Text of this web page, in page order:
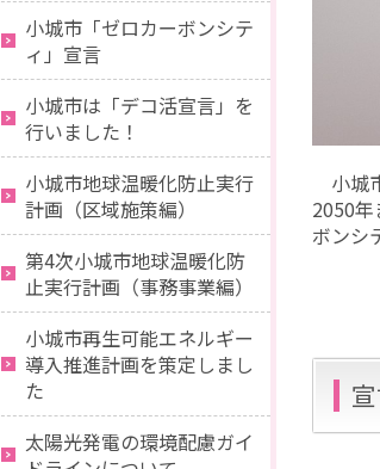
小城
2050
ボンシ
小城市「ゼロカーボンシテ
ィ」宣言
小城市は「デコ活宣言」を
行いました！
小城市地球温暖化防止実行
計画（区域施策編）
第4次小城市地球温暖化防
止実行計画（事務事業編）
小城市再生可能エネルギー
導入推進計画を策定しまし
た
太陽光発電の環境配慮ガイ